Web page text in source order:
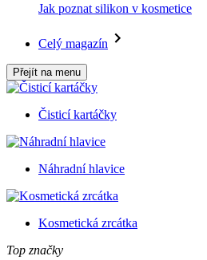
Jak poznat silikon v kosmetice
Celý magazín
Přejít na menu
Čisticí kartáčky
Náhradní hlavice
Kosmetická zrcátka
Top značky